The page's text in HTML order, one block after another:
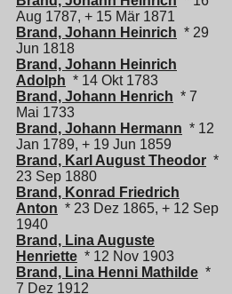
Aug 1787, + 15 Mär 1871
Brand, Johann Heinrich * 29
Jun 1818
Brand, Johann Heinrich
Adolph * 14 Okt 1783
Brand, Johann Henrich * 7
Mai 1733
Brand, Johann Hermann * 12
Jan 1789, + 19 Jun 1859
Brand, Karl August Theodor *
23 Sep 1880
Brand, Konrad Friedrich
Anton * 23 Dez 1865, + 12 Sep
1940
Brand, Lina Auguste
Henriette * 12 Nov 1903
Brand, Lina Henni Mathilde *
7 Dez 1912